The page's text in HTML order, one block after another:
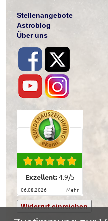
Stellenangebote
Astroblog
Über uns
Exzellent:4.9/5
06.08.2026 mehr
Widerruf einreichen